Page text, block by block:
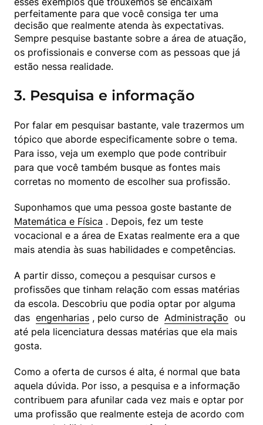
perfeitamente para que você consiga ter uma
Sempre pesquise bastante sobre a área de atuação,
os profissionais e converse com as pessoas que já
estão nessa realidade.
3. Pesquisa e informação
Por falar em pesquisar bastante, vale trazermos um
tópico que aborde especificamente sobre o tema.
Para isso, veja um exemplo que pode contribuir
para que você também busque as fontes mais
corretas no momento de escolher sua profissão.
Matemática e Física . Depois, fez um teste
vocacional e a área de Exatas realmente era a que
mais atendia às suas habilidades e competências.
A partir disso, começou a pesquisar cursos e
profissões que tinham relação com essas matérias
da escola. Descobriu que podia optar por alguma
das engenharias , pelo curso de Administração
  ou
até pela licenciatura dessas matérias que ela mais
gosta.
Como a oferta de cursos é alta, é normal que bata
aquela dúvida. Por isso, a pesquisa e a informação
contribuem para afunilar cada vez mais e optar por
uma profissão que realmente esteja de acordo com